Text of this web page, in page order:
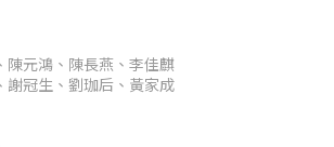
陳元鴻、陳長燕、李佳麒
謝冠生、劉珈后、黃家成